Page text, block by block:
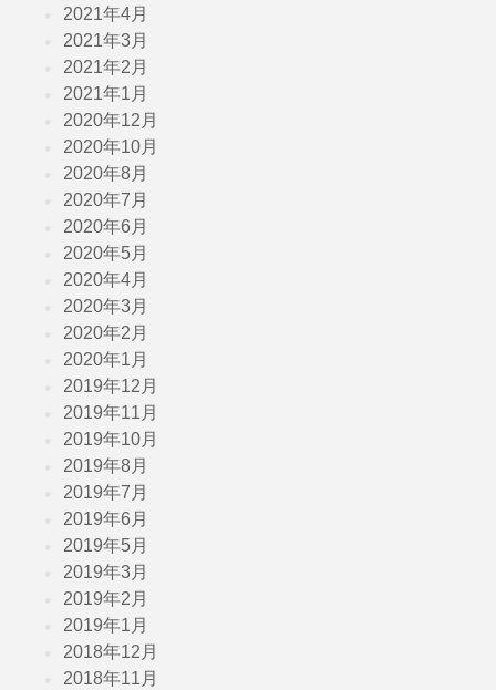
2021年4月
2021年3月
2021年2月
2021年1月
2020年12月
2020年10月
2020年8月
2020年7月
2020年6月
2020年5月
2020年4月
2020年3月
2020年2月
2020年1月
2019年12月
2019年11月
2019年10月
2019年8月
2019年7月
2019年6月
2019年5月
2019年3月
2019年2月
2019年1月
2018年12月
2018年11月